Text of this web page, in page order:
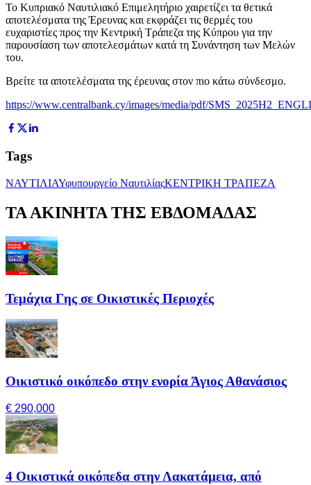
Το Κυπριακό Ναυτιλιακό Επιμελητήριο χαιρετίζει τα θετικά
αποτελέσματα της Έρευνας και εκφράζει τις θερμές του
ευχαριστίες προς την Κεντρική Τράπεζα της Κύπρου για την
παρουσίαση των αποτελεσμάτων κατά τη Συνάντηση των Μελών
του.
Βρείτε τα αποτελέσματα της έρευνας στον πιο κάτω σύνδεσμο.
https://www.centralbank.cy/images/media/pdf/
Tags
ΝΑΥΤΙΛΙΑΥφυπουργείο ΝαυτιλίαςΚΕΝΤΡΙΚΗ ΤΡΑΠΕΖΑ
ΤΑ ΑΚΙΝΗΤΑ ΤΗΣ ΕΒΔΟΜΑΔΑΣ
Τεμάχια Γης σε Οικιστικές Περιοχές
Οικιστικό οικόπεδο στην ενορία Άγιος Αθανάσιος
€ 290,000
4 Οικιστικά οικόπεδα στην Λακατάμεια, από